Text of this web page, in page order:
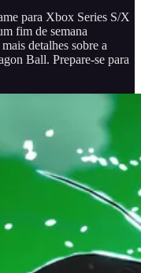
para Xbox Series S/X
fim de semana
detalhes sobre a
Ball. Prepare-se para